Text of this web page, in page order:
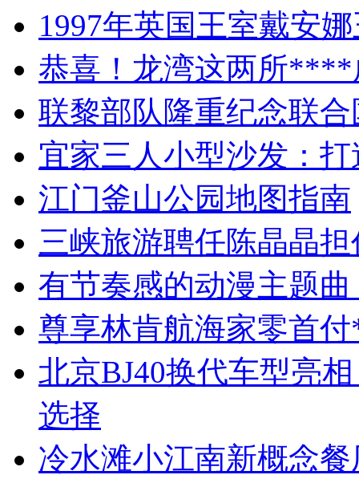
1997年英国王室戴安
恭喜！龙湾这两所
联黎部队隆重纪念联
宜家三人小型沙发：
江门釜山公园地图指南
三峡旅游聘任陈晶晶
有节奏感的动漫主题
尊享林肯航海家零首
北京BJ40换代车型亮
选择
冷水滩小江南新概念